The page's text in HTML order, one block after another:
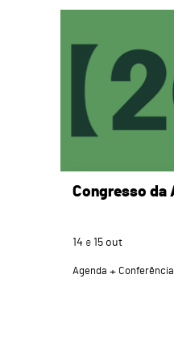
Congresso da
14 e 15 out
Agenda